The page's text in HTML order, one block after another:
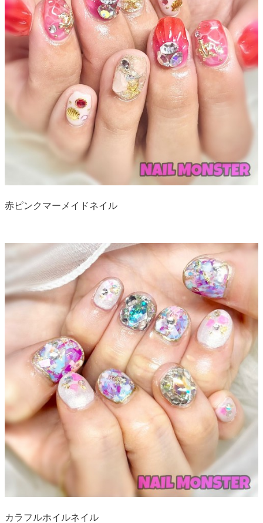
赤ピンクマーメイドネイル
カラフルホイルネイル